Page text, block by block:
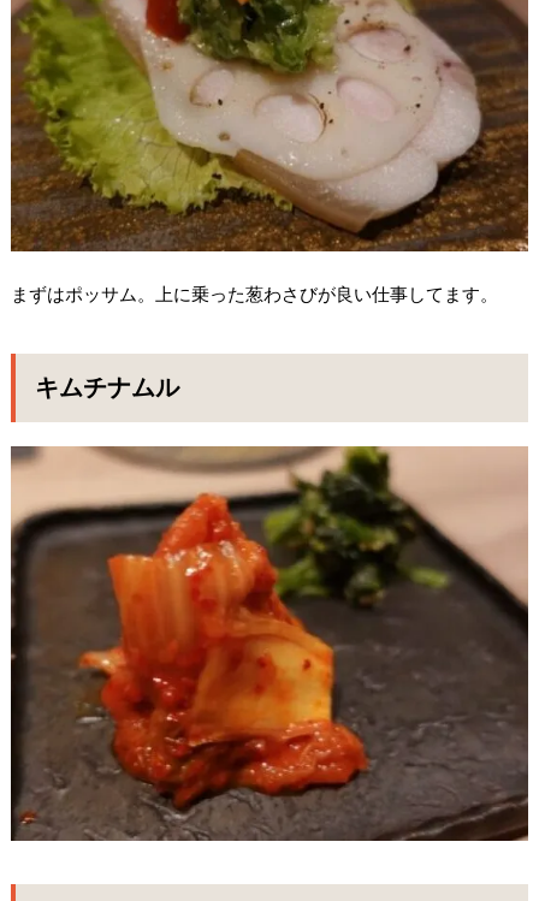
まずはポッサム。上に乗った葱わさびが良い仕事してます。
キムチナムル